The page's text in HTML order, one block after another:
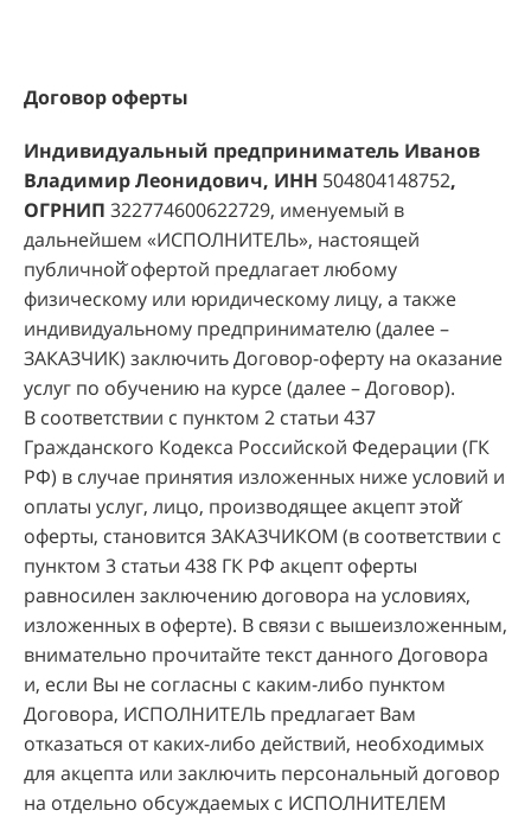
Договор оферты
Индивидуальный предприниматель Иванов
Владимир Леонидович, ИНН 504804148752,
ОГРНИП 322774600622729, именуемый в
дальнейшем «ИСПОЛНИТЕЛЬ», настоящей
публичной̆ офертой предлагает любому
физическому или юридическому лицу, а также
индивидуальному предпринимателю (далее –
ЗАКАЗЧИК) заключить Договор-оферту на оказание
услуг по обучению на курсе (далее – Договор).
В соответствии с пунктом 2 статьи 437
Гражданского Кодекса Российской Федерации (ГК
РФ) в случае принятия изложенных ниже условий и
оплаты услуг, лицо, производящее акцепт этой̆
оферты, становится ЗАКАЗЧИКОМ (в соответствии с
пунктом 3 статьи 438 ГК РФ акцепт оферты
равносилен заключению договора на условиях,
изложенных в оферте). В связи с вышеизложенным,
внимательно прочитайте текст данного Договора
и, если Вы не согласны с каким-либо пунктом
Договора, ИСПОЛНИТЕЛЬ предлагает Вам
отказаться от каких-либо действий, необходимых
для акцепта или заключить персональный договор
на отдельно обсуждаемых с ИСПОЛНИТЕЛЕМ